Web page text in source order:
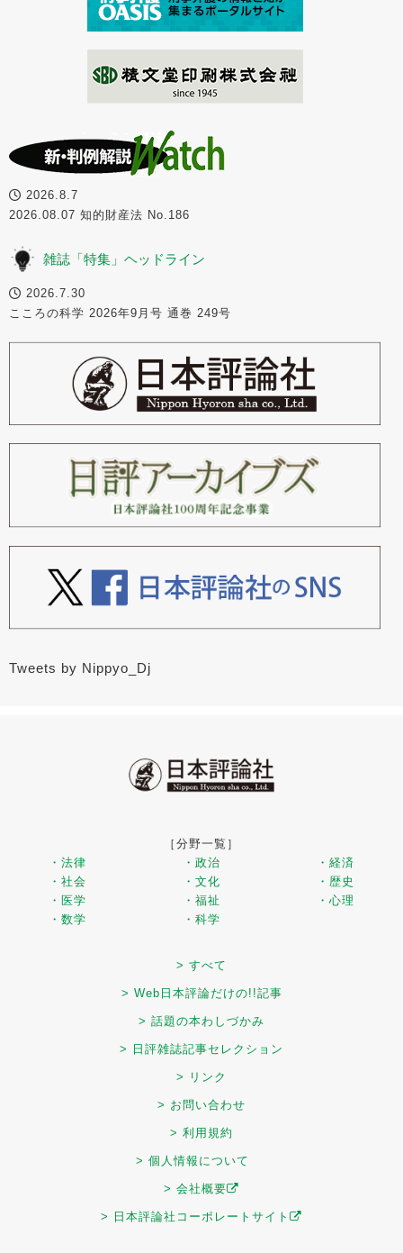
2026.8.7
2026.08.07 知的財産法 No.186
雑誌「特集」ヘッドライン
2026.7.30
こころの科学 2026年9月号 通巻 249号
Tweets by Nippyo_Dj
［分野一覧］
・法律
・政治
・経済
・社会
・文化
・歴史
・医学
・福祉
・心理
・数学
・科学
> すべて
> Web日本評論だけの!!記事
> 話題の本わしづかみ
> 日評雑誌記事セレクション
> リンク
> お問い合わせ
> 利用規約
> 個人情報について
> 会社概要
> 日本評論社コーポレートサイト